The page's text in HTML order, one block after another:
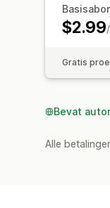
$2.99
Gratis
Bevat
Alle